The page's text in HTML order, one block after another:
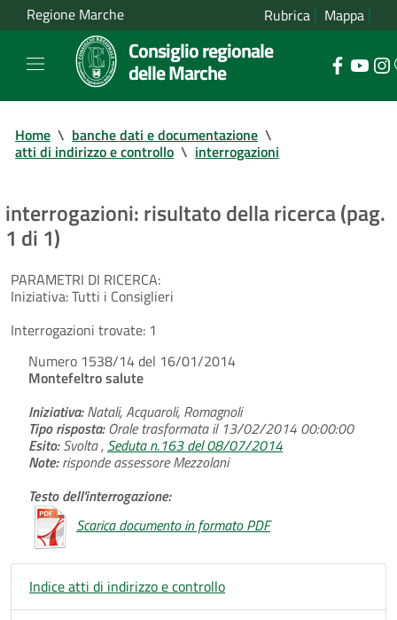
Regione Marche Rubrica Mappa
Consiglio regionale
delle Marche
Home \ banche dati e documentazione \
atti di indirizzo e controllo \ interrogazioni
interrogazioni: risultato della ricerca (pag.
1 di 1)
PARAMETRI DI RICERCA:
Iniziativa:Tutti i Consiglieri
Interrogazioni trovate: 1
Numero 1538/14 del 16/01/2014
Montefeltro salute
Iniziativa:Natali, Acquaroli, Romagnoli
Tipo risposta:Orale trasformata il 13/02/2014 00:00:00
Esito:Svolta , Seduta n.163 del 08/07/2014
Note:risponde assessore Mezzolani
Testo dell'interrogazione:
Scarica documento in formato PDF
Indice atti di indirizzo e controllo